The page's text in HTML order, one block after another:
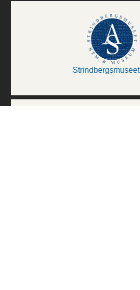
Strindbergsmuseet